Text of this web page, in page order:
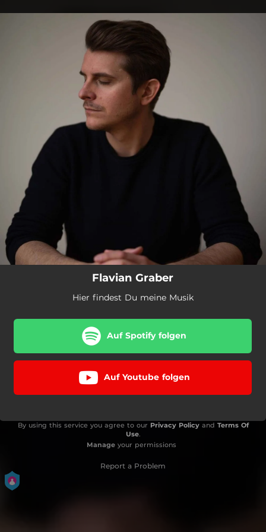
You're all set!
Flavian Graber
Hier findest Du meine Musik
Auf Spotify folgen
Auf Youtube folgen
By using this service you agree to our Privacy Policyand Terms Of
Use.
Manageyour permissions
Report a Problem